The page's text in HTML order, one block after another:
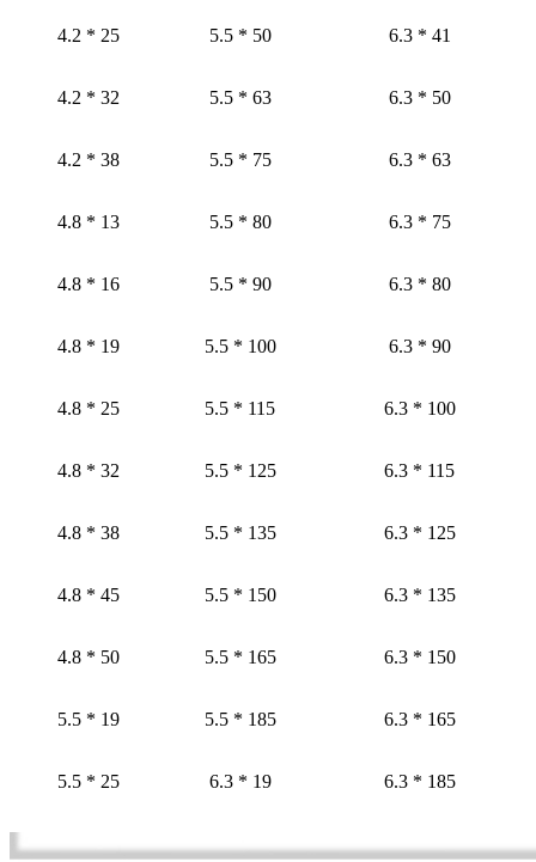
4.2 * 25 5.5 * 50 6.3 * 41
4.2 * 32 5.5 * 63 6.3 * 50
4.2 * 38 5.5 * 75 6.3 * 63
4.8 * 13 5.5 * 80 6.3 * 75
4.8 * 16 5.5 * 90 6.3 * 80
4.8 * 19 5.5 * 100 6.3 * 90
4.8 * 25 5.5 * 115 6.3 * 100
4.8 * 32 5.5 * 125 6.3 * 115
4.8 * 38 5.5 * 135 6.3 * 125
4.8 * 45 5.5 * 150 6.3 * 135
4.8 * 50 5.5 * 165 6.3 * 150
5.5 * 19 5.5 * 185 6.3 * 165
5.5 * 25 6.3 * 19 6.3 * 185